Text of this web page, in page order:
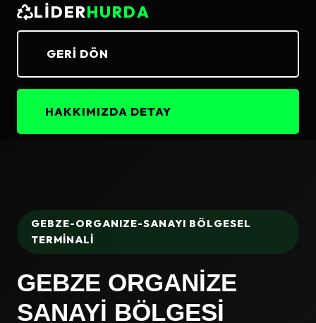
LİDERHURDA
GERI DÖN
HAKKIMIZDA DETAY
GEBZE-ORGANIZE-SANAYI BÖLGESEL
TERMİNALİ
GEBZE ORGANIZE
SANAYI BÖLGESI